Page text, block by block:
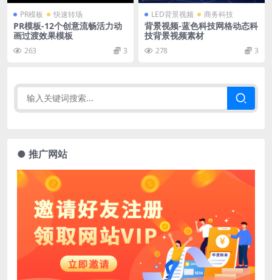
PR模板 快速转场
PR模板-12个创意流畅活力动
画过渡效果模板
263 3
LED背景视频 商务科技
背景视频-蓝色科技网格动态科
技背景视频素材
278 3
● 推广网站